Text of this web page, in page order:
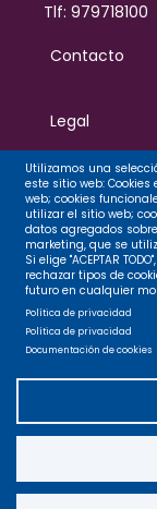
Tlf: 979718100
Contacto
Legal
Privacidad
Cookies
Accesibilidad
Mapa web
Utilizamos una
este sitio web:
web; cookies
utilizar el sitio web;
datos agregados
marketing, que se
Si elige "ACEPTAR
rechazar tipos de
futuro en cualquier
Política de privacidad
Política de privacidad
Documentación de cookies